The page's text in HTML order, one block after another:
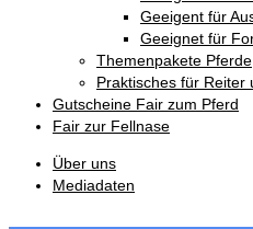
Geeigent für
Geeignet für
Themenpakete Pferde
Praktisches für Reiter
Gutscheine Fair zum Pferd
Fair zur Fellnase
Über uns
Mediadaten